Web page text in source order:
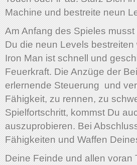
Machine und bestreite neun
Am Anfang des Spieles
Du die neun Levels
Iron Man ist schnell und
Feuerkraft. Die Anzüge der
erlernende Steuerung und
Fähigkeit, zu rennen, zu
Spielfortschritt, kommst Du
auszuprobieren. Bei
Fähigkeiten und Waffen
Deine Feinde und allen voran